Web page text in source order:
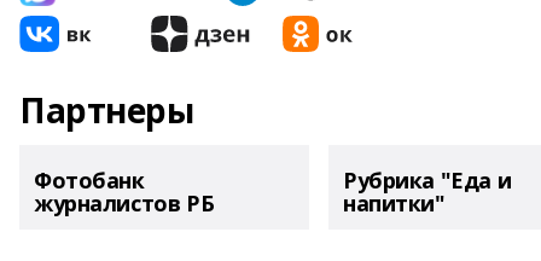
Партнеры
Фотобанк
журналистов РБ
Рубрика "Еда и
напитки"